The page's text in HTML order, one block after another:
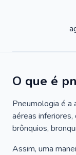
O que é
Pneumologia é a
aéreas inferiores,
brônquios,
Assim, uma